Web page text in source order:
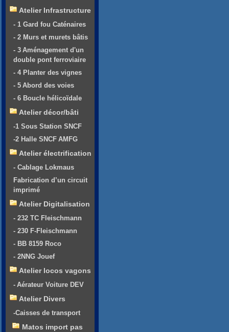
Atelier Infrastructure
- 1 Gard fou Caténaires
- 2 Murs et murets bâtis
- 3 Aménagement d'un
double pont ferroviaire
- 4 Planter des vignes
- 5 Abord des voies
- 6 Boucle hélicoïdale
Atelier décor/bâti
-1 Sous Station SNCF
-2 Halle SNCF AMFG
Atelier électrification
- Cablage Lokmaus
Fabrication d’un circuit
imprimé
Atelier Digitalisation
- 232 TC Fleischmann
- 230 F-Fleischmann
- BB 8159 Roco
- 2NNG Jouef
Atelier locos vagons
- Aérateur Voiture DEV
Atelier Divers
-Caisses de transport
Matos import pas